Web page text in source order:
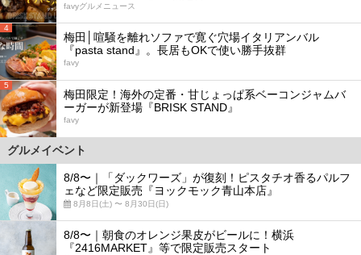
favyグルメニュース
4
梅田│喧騒を離れソファで寛ぐ穴場イタリアンバル
『pasta stand』。長居もOKで使い勝手抜群
favy
5
梅田限定！海外の定番・甘じょっぱ系ベーコンジャムバ
ーガーが新登場『BRISK STAND』
favy
グルメイベント
8/8〜｜「ダックワーズ」が復刻！ピスタチオ香るパルフ
ェなど限定販売『ヨックモック青山本店』
8月8日(土) 〜 8月30日(日)
8/8〜｜朝食のオレンジ果皮がビールに！横浜
『2416MARKET』等で限定販売スタート